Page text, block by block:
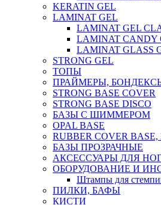
KERATIN GEL
LAMINAT GEL
LAMINAT GEL
LAMINAT CANDY
LAMINAT GLASS
STRONG GEL
ТОПЫ
ПРАЙМЕРЫ,
STRONG BASE COVER
STRONG BASE DISCO
БАЗЫ С ШИММЕРОМ
OPAL BASE
RUBBER COVER BASE,
БАЗЫ ПРОЗРАЧНЫЕ
АКСЕССУАРЫ ДЛЯ
ОБОРУДОВАНИЕ И
Штампы для
ПИЛКИ, БАФЫ
КИСТИ